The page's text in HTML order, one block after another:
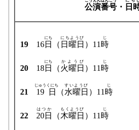
公演番号・ 日
19 16日
にち
（ 日曜日
にちようび
）11 時
じ
20 18日
にち
（火曜日
かようび
）11 時
じ
21 19日
じゅうくにち
（水曜日
すいようび
）11 時
じ
22 20日
はつか
（木曜日
もくようび
）11 時
じ